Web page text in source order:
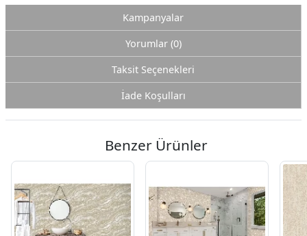
Kampanyalar
Yorumlar (0)
Taksit Seçenekleri
İade Koşulları
Benzer Ürünler